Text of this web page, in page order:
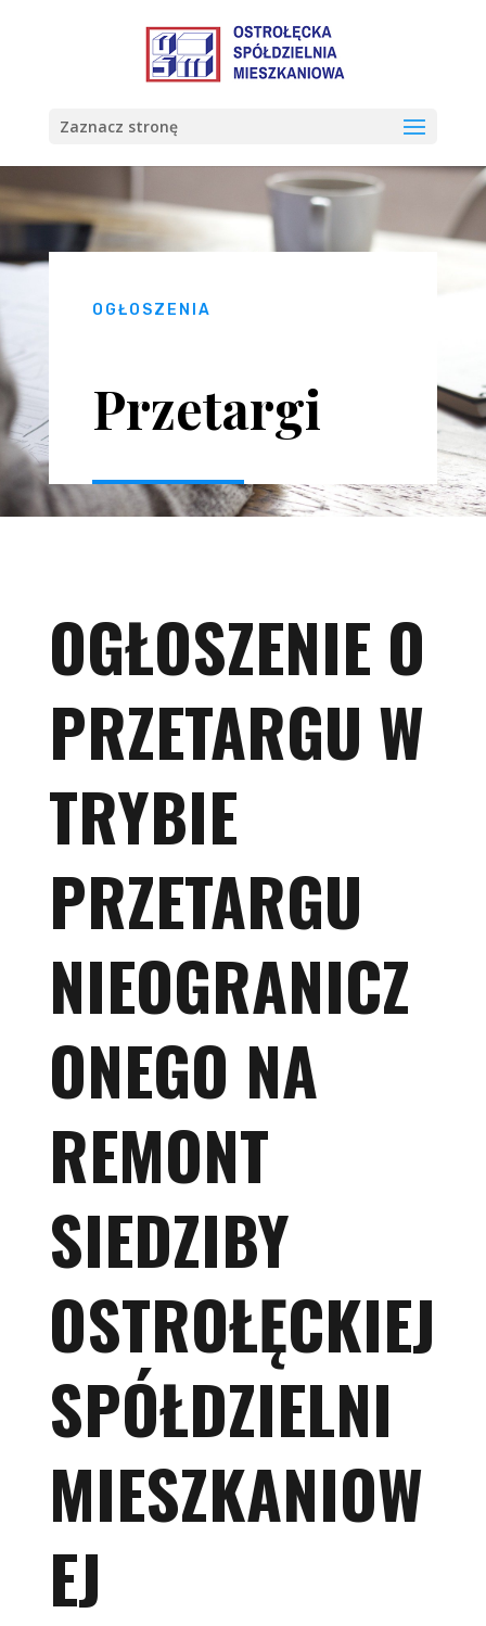
Zaznacz stronę
OGŁOSZENIA
Przetargi
OGŁOSZENIE O
PRZETARGU W
TRYBIE
PRZETARGU
NIEOGRANICZ
ONEGO NA
REMONT
SIEDZIBY
OSTROŁĘCKIEJ
SPÓŁDZIELNI
MIESZKANIOW
EJ